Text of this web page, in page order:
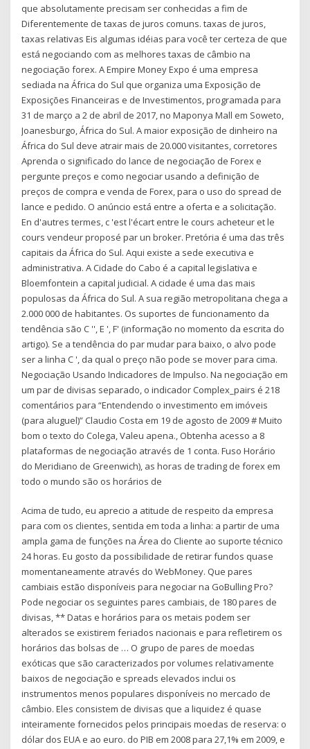
que absolutamente precisam ser conhecidas a fim de
Diferentemente de taxas de juros comuns. taxas de juros,
taxas relativas Eis algumas idéias para você ter certeza de que
está negociando com as melhores taxas de câmbio na
negociação forex. A Empire Money Expo é uma empresa
sediada na África do Sul que organiza uma Exposição de
Exposições Financeiras e de Investimentos, programada para
31 de março a 2 de abril de 2017, no Maponya Mall em Soweto,
Joanesburgo, África do Sul. A maior exposição de dinheiro na
África do Sul deve atrair mais de 20.000 visitantes, corretores
Aprenda o significado do lance de negociação de Forex e
pergunte preços e como negociar usando a definição de
preços de compra e venda de Forex, para o uso do spread de
lance e pedido. O anúncio está entre a oferta e a solicitação.
En d'autres termes, c 'est l'écart entre le cours acheteur et le
cours vendeur proposé par un broker. Pretória é uma das três
capitais da África do Sul. Aqui existe a sede executiva e
administrativa. A Cidade do Cabo é a capital legislativa e
Bloemfontein a capital judicial. A cidade é uma das mais
populosas da África do Sul. A sua região metropolitana chega a
2.000 000 de habitantes. Os suportes de funcionamento da
tendência são C '', E ', F' (informação no momento da escrita do
artigo). Se a tendência do par mudar para baixo, o alvo pode
ser a linha C ', da qual o preço não pode se mover para cima.
Negociação Usando Indicadores de Impulso. Na negociação em
um par de divisas separado, o indicador Complex_pairs é 218
comentários para “Entendendo o investimento em imóveis
(para aluguel)” Claudio Costa em 19 de agosto de 2009 # Muito
bom o texto do Colega, Valeu apena., Obtenha acesso a 8
plataformas de negociação através de 1 conta. Fuso Horário
do Meridiano de Greenwich), as horas de trading de forex em
todo o mundo são os horários de
Acima de tudo, eu aprecio a atitude de respeito da empresa
para com os clientes, sentida em toda a linha: a partir de uma
ampla gama de funções na Área do Cliente ao suporte técnico
24 horas. Eu gosto da possibilidade de retirar fundos quase
momentaneamente através do WebMoney. Que pares
cambiais estão disponíveis para negociar na GoBulling Pro?
Pode negociar os seguintes pares cambiais, de 180 pares de
divisas, ** Datas e horários para os metais podem ser
alterados se existirem feriados nacionais e para refletirem os
horários das bolsas de … O grupo de pares de moedas
exóticas que são caracterizados por volumes relativamente
baixos de negociação e spreads elevados inclui os
instrumentos menos populares disponíveis no mercado de
câmbio. Eles consistem de divisas que a liquidez é quase
inteiramente fornecidos pelos principais moedas de reserva: o
dólar dos EUA e ao euro. do PIB em 2008 para 27,1% em 2009, e